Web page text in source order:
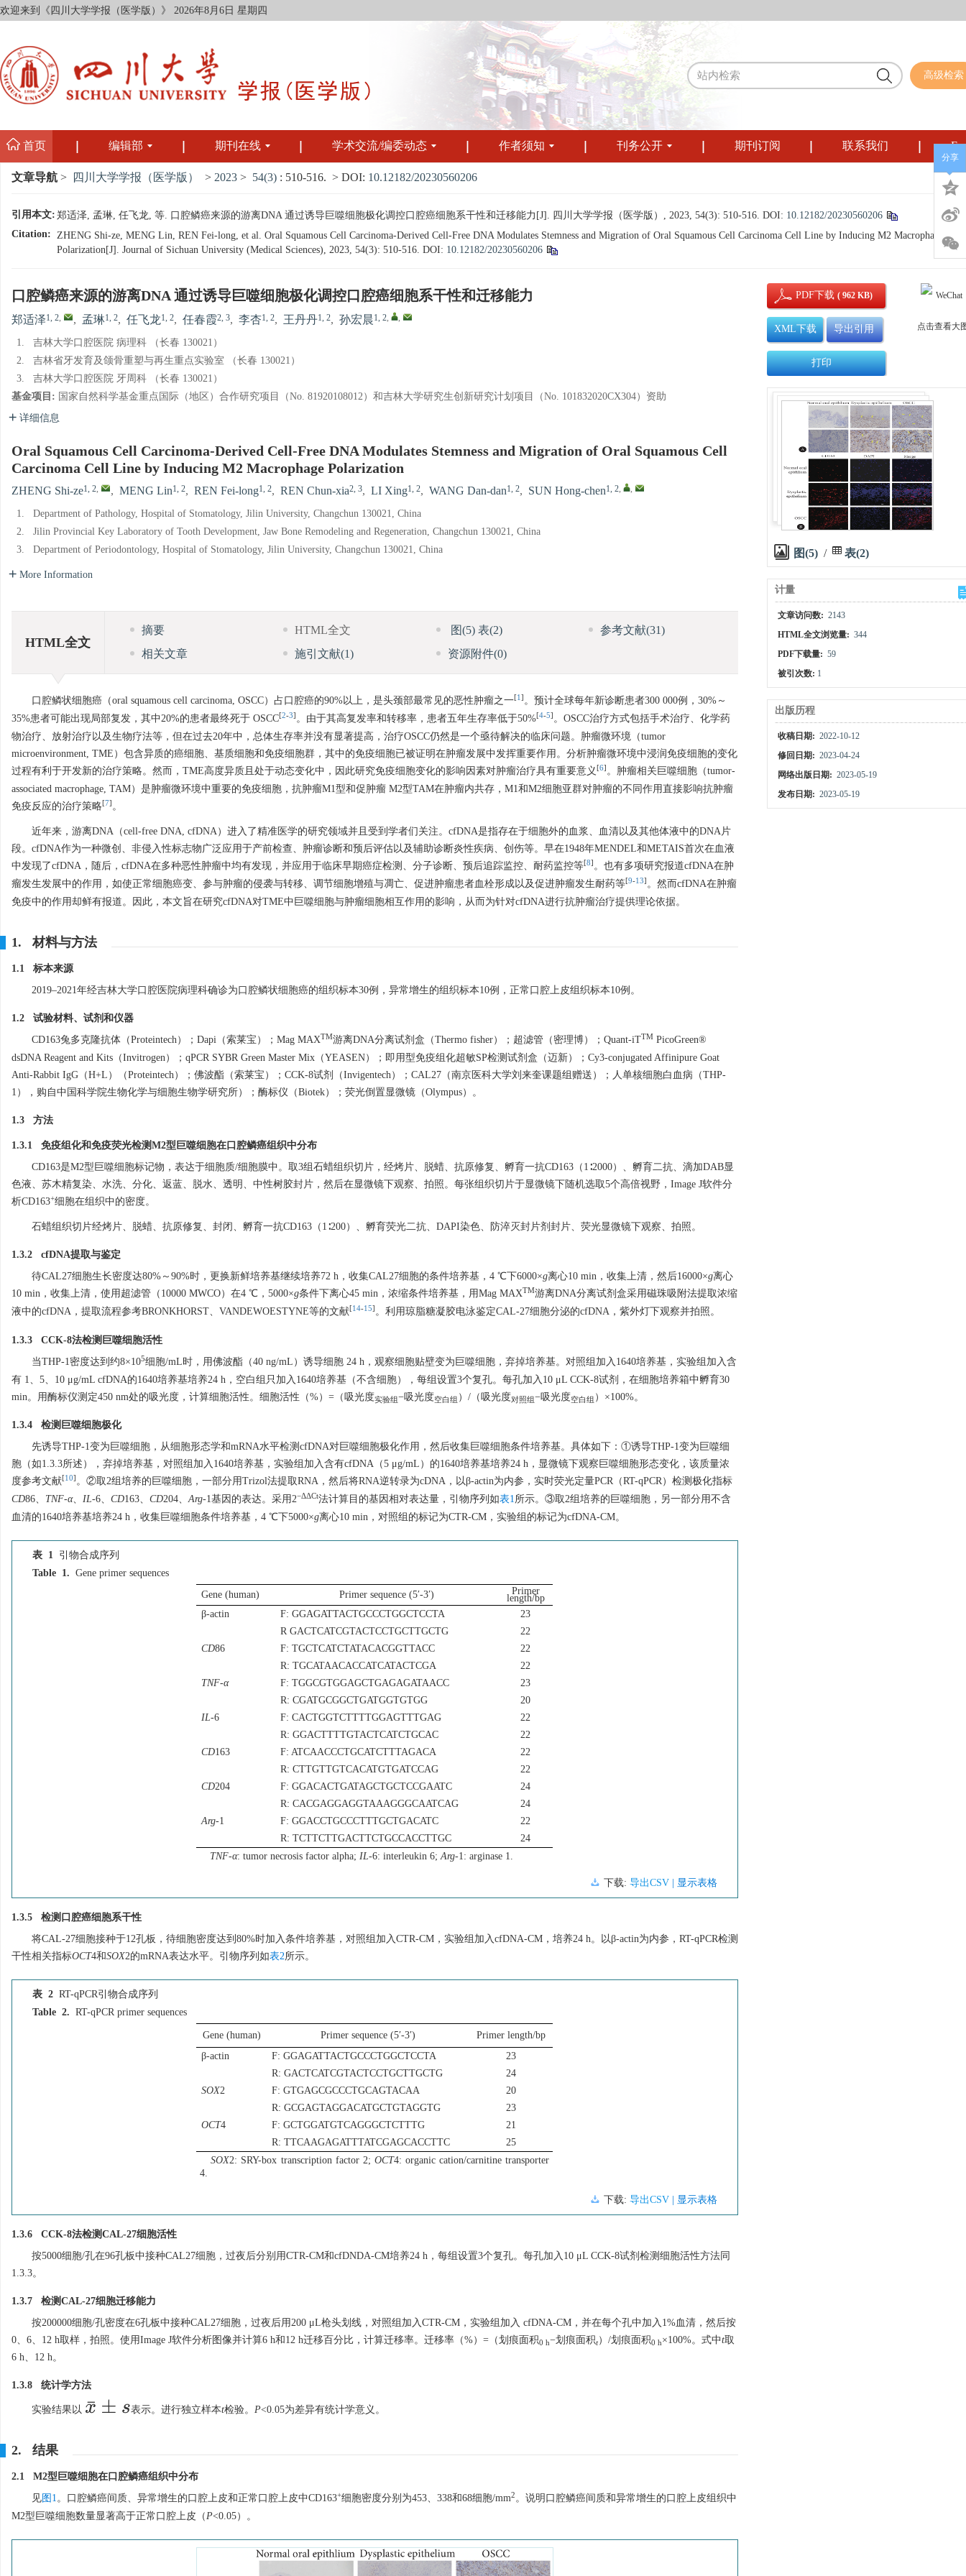
欢迎来到《四川大学学报（医学版）》 2026年8月6日 星期四
高级检索
首页 编辑部 期刊在线 学术交流/编委动态 作者须知 刊务公开 期刊订阅 联系我们
文章导航 > 四川大学学报（医学版） > 2023 > 54(3) : 510-516. > DOI: 10.12182/20230560206
引用本文:郑适泽, 孟琳, 任飞龙, 等. 口腔鳞癌来源的游离DNA 通过诱导巨噬细胞极化调控口腔癌细胞系干性和迁移能力[J]. 四川大学学报（医学版）, 2023, 54(3): 510-516. DOI: 10.12182/20230560206
Citation: ZHENG Shi-ze, MENG Lin, REN Fei-long, et al. Oral Squamous Cell Carcinoma-Derived Cell-Free DNA Modulates Stemness and Migration of Oral Squamous Cell Carcinoma Cell Line by Inducing M2 Macrophage
Polarization[J]. Journal of Sichuan University (Medical Sciences), 2023, 54(3): 510-516. DOI: 10.12182/20230560206
口腔鳞癌来源的游离DNA 通过诱导巨噬细胞极化调控口腔癌细胞系干性和迁移能力
郑适泽1, 2, , 孟琳1, 2, 任飞龙1, 2, 任春霞2, 3, 李杏1, 2, 王丹丹1, 2, 孙宏晨1, 2, ,
1.
吉林大学口腔医院 病理科 （长春 130021）
2.
吉林省牙发育及颌骨重塑与再生重点实验室 （长春 130021）
3.
吉林大学口腔医院 牙周科 （长春 130021）
基金项目: 国家自然科学基金重点国际（地区）合作研究项目（No. 81920108012）和吉林大学研究生创新研究计划项目（No. 101832020CX304）资助
详细信息
Oral Squamous Cell Carcinoma-Derived Cell-Free DNA Modulates Stemness and Migration of Oral Squamous Cell
Carcinoma Cell Line by Inducing M2 Macrophage Polarization
ZHENG Shi-ze1, 2, , MENG Lin1, 2, REN Fei-long1, 2, REN Chun-xia2, 3, LI Xing1, 2, WANG Dan-dan1, 2, SUN Hong-chen1, 2, ,
1.
Department of Pathology, Hospital of Stomatology, Jilin University, Changchun 130021, China
2.
Jilin Provincial Key Laboratory of Tooth Development, Jaw Bone Remodeling and Regeneration, Changchun 130021, China
3.
Department of Periodontology, Hospital of Stomatology, Jilin University, Changchun 130021, China
More Information
HTML全文
摘要 HTML全文 图(5)表(2) 参考文献(31)
相关文章
施引文献(1) 资源附件(0)
口腔鳞状细胞癌（oral squamous cell carcinoma, OSCC）占口腔癌的90%以上，是头颈部最常见的恶性肿瘤之一[1] 。预计全球每年新诊断患者300 000例，30%～
35%患者可能出现局部复发，其中20%的患者最终死于 OSCC[2-3] 。由于其高复发率和转移率，患者五年生存率低于50%[4-5] 。OSCC治疗方式包括手术治疗、化学药
物治疗、放射治疗以及生物疗法等，但在过去20年中，总体生存率并没有显著提高，治疗OSCC仍然是一个亟待解决的临床问题。肿瘤微环境（tumor
microenvironment, TME）包含异质的癌细胞、基质细胞和免疫细胞群，其中的免疫细胞已被证明在肿瘤发展中发挥重要作用。分析肿瘤微环境中浸润免疫细胞的变化
过程有利于开发新的治疗策略。然而，TME高度异质且处于动态变化中，因此研究免疫细胞变化的影响因素对肿瘤治疗具有重要意义 [6] 。肿瘤相关巨噬细胞（tumor-
associated macrophage, TAM）是肿瘤微环境中重要的免疫细胞，抗肿瘤M1型和促肿瘤 M2型TAM在肿瘤内共存，M1和M2细胞亚群对肿瘤的不同作用直接影响抗肿瘤
免疫反应的治疗策略[7] 。
近年来，游离DNA（cell-free DNA, cfDNA）进入了精准医学的研究领域并且受到学者们关注。cfDNA是指存在于细胞外的血浆、血清以及其他体液中的DNA片
段。cfDNA作为一种微创、非侵入性标志物广泛应用于产前检查、肿瘤诊断和预后评估以及辅助诊断炎性疾病、创伤等。早在1948年MENDEL和METAIS首次在血液
中发现了cfDNA，随后，cfDNA在多种恶性肿瘤中均有发现，并应用于临床早期癌症检测、分子诊断、预后追踪监控、耐药监控等[8] 。也有多项研究报道cfDNA在肿
瘤发生发展中的作用，如使正常细胞癌变、参与肿瘤的侵袭与转移、调节细胞增殖与凋亡、促进肿瘤患者血栓形成以及促进肿瘤发生耐药等[9-13] 。然而cfDNA在肿瘤
免疫中的作用却鲜有报道。因此，本文旨在研究cfDNA对TME中巨噬细胞与肿瘤细胞相互作用的影响，从而为针对cfDNA进行抗肿瘤治疗提供理论依据。
1. 材料与方法
1.1 标本来源
2019–2021年经吉林大学口腔医院病理科确诊为口腔鳞状细胞癌的组织标本30例，异常增生的组织标本10例，正常口腔上皮组织标本10例。
1.2 试验材料、试剂和仪器
CD163兔多克隆抗体（Proteintech）；Dapi（索莱宝）；Mag MAXTM游离DNA分离试剂盒（Thermo fisher）；超滤管（密理博）；Quant-iTTM PicoGreen®
dsDNA Reagent and Kits（Invitrogen）；qPCR SYBR Green Master Mix（YEASEN）；即用型免疫组化超敏SP检测试剂盒（迈新）；Cy3-conjugated Affinipure Goat
Anti-Rabbit IgG（H+L）（Proteintech）；佛波酯（索莱宝）；CCK-8试剂（Invigentech）；CAL27（南京医科大学刘来奎课题组赠送）；人单核细胞白血病（THP-
1），购自中国科学院生物化学与细胞生物学研究所）；酶标仪（Biotek）；荧光倒置显微镜（Olympus）。
1.3 方法
1.3.1 免疫组化和免疫荧光检测M2型巨噬细胞在口腔鳞癌组织中分布
CD163是M2型巨噬细胞标记物，表达于细胞质/细胞膜中。取3组石蜡组织切片，经烤片、脱蜡、抗原修复、孵育一抗CD163（1∶2000）、孵育二抗、滴加DAB显
色液、苏木精复染、水洗、分化、返蓝、脱水、透明、中性树胶封片，然后在显微镜下观察、拍照。每张组织切片于显微镜下随机选取5个高倍视野，Image J软件分
析CD163+细胞在组织中的密度。
石蜡组织切片经烤片、脱蜡、抗原修复、封闭、孵育一抗CD163（1∶200）、孵育荧光二抗、DAPI染色、防淬灭封片剂封片、荧光显微镜下观察、拍照。
1.3.2 cfDNA提取与鉴定
待CAL27细胞生长密度达80%～90%时，更换新鲜培养基继续培养72 h，收集CAL27细胞的条件培养基，4 ℃下6000×g离心10 min，收集上清，然后16000×g离心
10 min，收集上清，使用超滤管（10000 MWCO）在4 ℃，5000×g条件下离心45 min，浓缩条件培养基，用Mag MAXTM游离DNA分离试剂盒采用磁珠吸附法提取浓缩
液中的cfDNA，提取流程参考BRONKHORST、VANDEWOESTYNE等的文献[14-15] 。利用琼脂糖凝胶电泳鉴定CAL-27细胞分泌的cfDNA，紫外灯下观察并拍照。
1.3.3 CCK-8法检测巨噬细胞活性
当THP-1密度达到约8×105细胞/mL时，用佛波酯（40 ng/mL）诱导细胞 24 h，观察细胞贴壁变为巨噬细胞，弃掉培养基。对照组加入1640培养基，实验组加入含
有 1、5、10 μg/mL cfDNA的1640培养基培养24 h，空白组只加入1640培养基（不含细胞），每组设置3个复孔。每孔加入10 μL CCK-8试剂，在细胞培养箱中孵育30
min。用酶标仪测定450 nm处的吸光度，计算细胞活性。细胞活性（%）=（吸光度实验组−吸光度空白组 ）/（吸光度对照组−吸光度空白组 ）×100%。
1.3.4 检测巨噬细胞极化
先诱导THP-1变为巨噬细胞，从细胞形态学和mRNA水平检测cfDNA对巨噬细胞极化作用，然后收集巨噬细胞条件培养基。具体如下：①诱导THP-1变为巨噬细
胞（如1.3.3所述），弃掉培养基，对照组加入1640培养基，实验组加入含有cfDNA（5 μg/mL）的1640培养基培养24 h，显微镜下观察巨噬细胞形态变化，该质量浓
度参考文献[10] 。②取2组培养的巨噬细胞，一部分用Trizol法提取RNA，然后将RNA逆转录为cDNA，以β-actin为内参，实时荧光定量PCR（RT-qPCR）检测极化指标
CD86、 TNF-α、 IL-6、 CD163、 CD204、Arg-1基因的表达。采用2−ΔΔCt法计算目的基因相对表达量，引物序列如表1所示。③取2组培养的巨噬细胞，另一部分用不含
血清的1640培养基培养24 h，收集巨噬细胞条件培养基，4 ℃下5000×g离心10 min，对照组的标记为CTR-CM，实验组的标记为cfDNA-CM。
表 1 引物合成序列
Table 1. Gene primer sequences
Gene (human)
Primer sequence (5′-3′) Primer
length/bp
β-actin
F: GGAGATTACTGCCCTGGCTCCTA
23
R GACTCATCGTACTCCTGCTTGCTG
22
CD86 F: TGCTCATCTATACACGGTTACC
22
R: TGCATAACACCATCATACTCGA
22
TNF-α F: TGGCGTGGAGCTGAGAGATAACC
23
R: CGATGCGGCTGATGGTGTGG
20
IL-6 F: CACTGGTCTTTTGGAGTTTGAG
22
R: GGACTTTTGTACTCATCTGCAC
22
CD163 F: ATCAACCCTGCATCTTTAGACA
22
R: CTTGTTGTCACATGTGATCCAG
22
CD204 F: GGACACTGATAGCTGCTCCGAATC
24
R: CACGAGGAGGTAAAGGGCAATCAG
24
Arg-1 F: GGACCTGCCCTTTGCTGACATC
22
R: TCTTCTTGACTTCTGCCACCTTGC
24
TNF-α: tumor necrosis factor alpha;IL-6: interleukin 6;Arg-1: arginase 1.
下载: 导出CSV | 显示表格
1.3.5 检测口腔癌细胞系干性
将CAL-27细胞接种于12孔板，待细胞密度达到80%时加入条件培养基，对照组加入CTR-CM，实验组加入cfDNA-CM，培养24 h。以β-actin为内参，RT-qPCR检测
干性相关指标OCT4和SOX2的mRNA表达水平。引物序列如表2所示。
表 2 RT-qPCR引物合成序列
Table 2. RT-qPCR primer sequences
Gene (human)
Primer sequence (5′-3′)
Primer length/bp
β-actin
F: GGAGATTACTGCCCTGGCTCCTA
23
R: GACTCATCGTACTCCTGCTTGCTG
24
SOX2 F: GTGAGCGCCCTGCAGTACAA
20
R: GCGAGTAGGACATGCTGTAGGTG
23
OCT4 F: GCTGGATGTCAGGGCTCTTTG
21
R: TTCAAGAGATTTATCGAGCACCTTC
25
SOX2: SRY-box transcription factor 2; OCT4: organic cation/carnitine transporter
4.
下载: 导出CSV | 显示表格
1.3.6 CCK-8法检测CAL-27细胞活性
按5000细胞/孔在96孔板中接种CAL27细胞，过夜后分别用CTR-CM和cfDNDA-CM培养24 h，每组设置3个复孔。每孔加入10 μL CCK-8试剂检测细胞活性方法同
1.3.3。
1.3.7 检测CAL-27细胞迁移能力
按200000细胞/孔密度在6孔板中接种CAL27细胞，过夜后用200 μL枪头划线，对照组加入CTR-CM，实验组加入 cfDNA-CM，并在每个孔中加入1%血清，然后按
0、6、12 h取样，拍照。使用Image J软件分析图像并计算6 h和12 h迁移百分比，计算迁移率。迁移率（%）=（划痕面积0 h−划痕面积t）/划痕面积0 h×100%。式中t取
6 h、12 h。
1.3.8 统计学方法
实验结果以 x¯± s 表示。进行独立样本t检验。 P<0.05为差异有统计学意义。
2. 结果
2.1 M2型巨噬细胞在口腔鳞癌组织中分布
见图1。口腔鳞癌间质、异常增生的口腔上皮和正常口腔上皮中CD163+细胞密度分别为453、338和68细胞/mm2。说明口腔鳞癌间质和异常增生的口腔上皮组织中
M2型巨噬细胞数量显著高于正常口腔上皮（P<0.05）。
PDF下载( 962 KB)
XML下载 导出引用
打印
点击查看大
图(5) / 表(2)
计量
文章访问数: 2143
HTML全文浏览量: 344
PDF下载量: 59
被引次数: 1
出版历程
收稿日期: 2022-10-12
修回日期: 2023-04-24
网络出版日期: 2023-05-19
发布日期: 2023-05-19
分享